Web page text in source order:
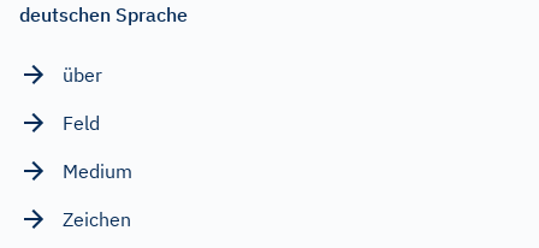
deutschen Sprache
über
Feld
Medium
Zeichen